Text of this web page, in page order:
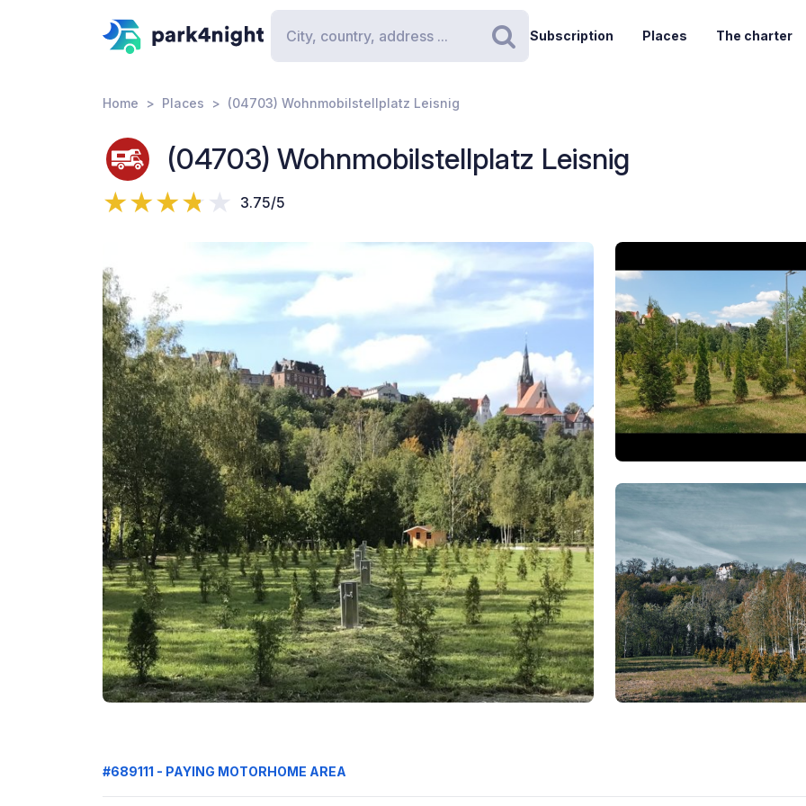
Search
Subscription Places The charter
Home Places (04703) Wohnmobilstellplatz Leisnig
(04703) Wohnmobilstellplatz Leisnig
3.75/5
#689111 - PAYING MOTORHOME AREA